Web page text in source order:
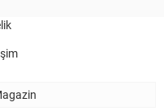
HAYIRLI OLSUN